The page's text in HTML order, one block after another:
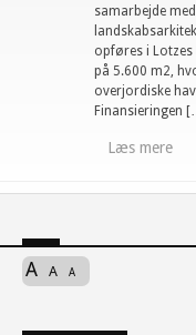
samarbejde
opføres i Lotzes
på 5.600 m2,
overjordiske
Finansieringen
Læs mere
A A A